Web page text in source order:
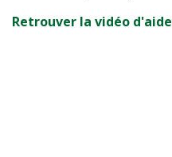
Retrouver la vidéo d'aide